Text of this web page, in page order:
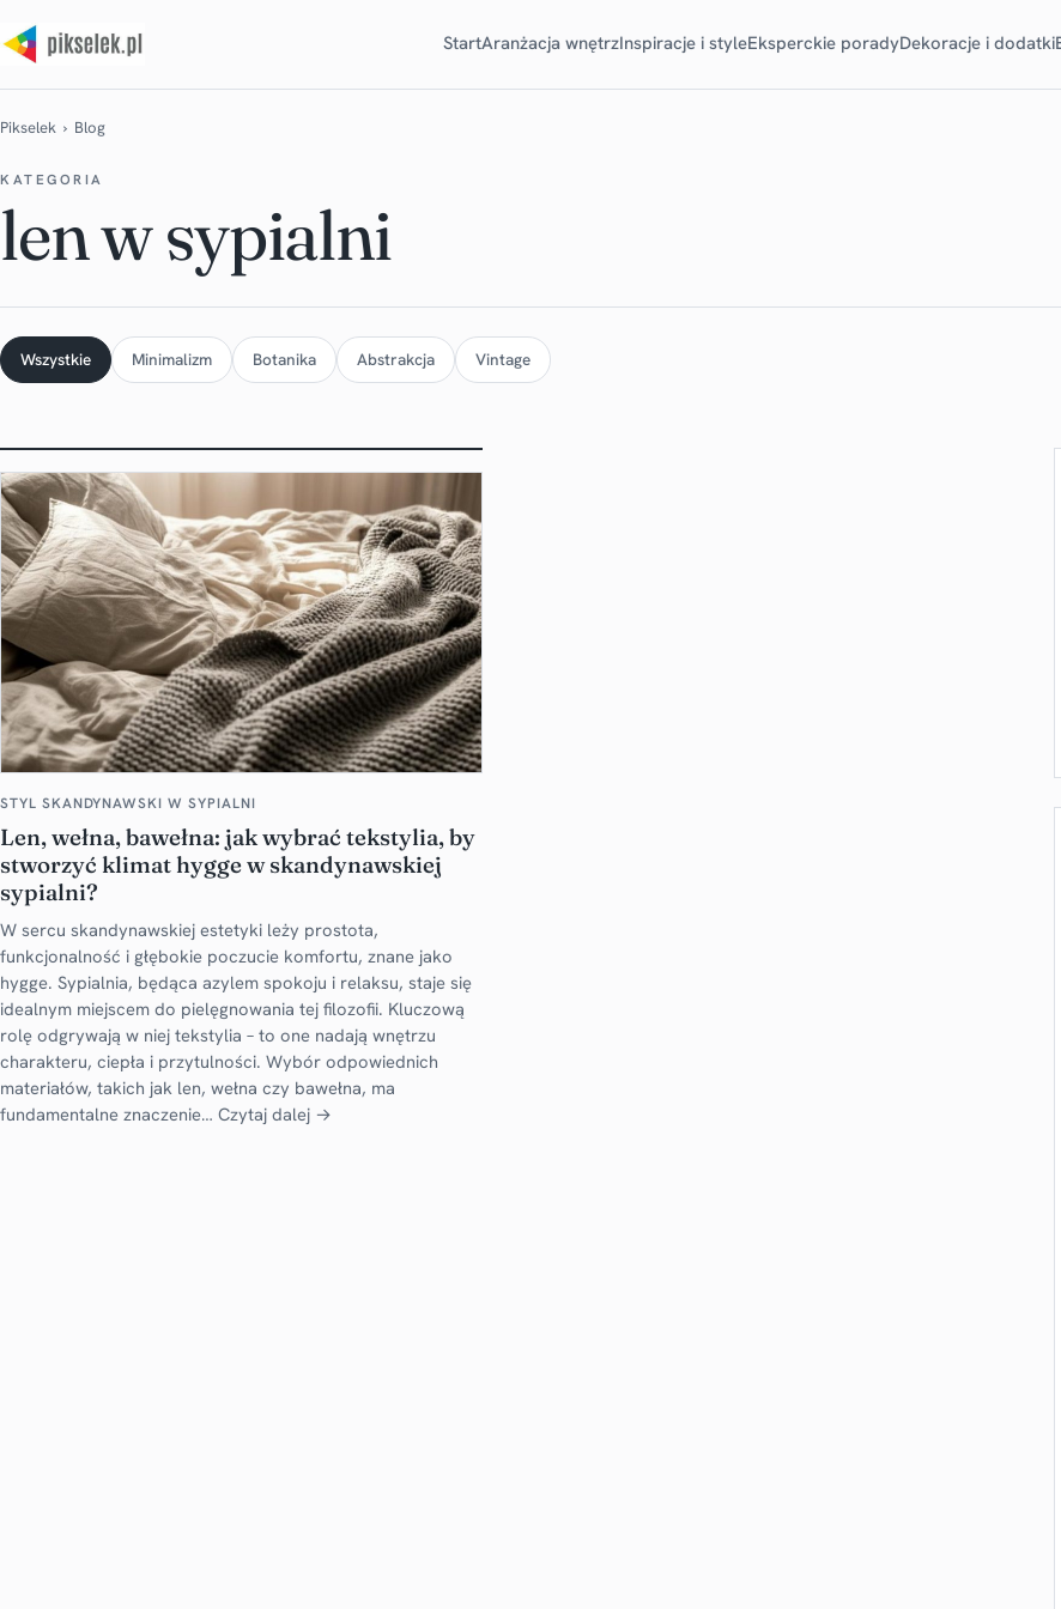
StartAranżacja wnętrzInspiracje i styleEksperckie poradyDekoracje i dodatki
Pikselek › Blog
KATEGORIA
len w sypialni
Wszystkie Minimalizm Botanika Abstrakcja Vintage
STYL SKANDYNAWSKI W SYPIALNI
Len, wełna, bawełna: jak wybrać tekstylia, by
stworzyć klimat hygge w skandynawskiej
sypialni?
W sercu skandynawskiej estetyki leży prostota,
funkcjonalność i głębokie poczucie komfortu, znane jako
hygge. Sypialnia, będąca azylem spokoju i relaksu, staje się
idealnym miejscem do pielęgnowania tej filozofii. Kluczową
rolę odgrywają w niej tekstylia – to one nadają wnętrzu
charakteru, ciepła i przytulności. Wybór odpowiednich
materiałów, takich jak len, wełna czy bawełna, ma
fundamentalne znaczenie… Czytaj dalej →